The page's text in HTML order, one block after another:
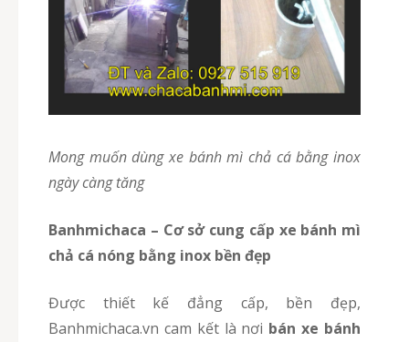
Mong muốn dùng xe bánh mì chả cá bằng inox
ngày càng tăng
Banhmichaca – Cơ sở cung cấp xe bánh mì
chả cá nóng bằng inox bền đẹp
Được thiết kế đẳng cấp, bền đẹp,
Banhmichaca.vn cam kết là nơi bán xe bánh